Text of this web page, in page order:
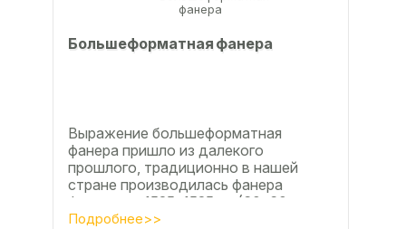
Большеформатная фанера
Выражение большеформатная
фанера пришло из далекого
прошлого, традиционно в нашей
стране производилась фанера
форматом 1525х1525мм (60х60
дюймов), форматы отличающиеся в
Подробнее>>